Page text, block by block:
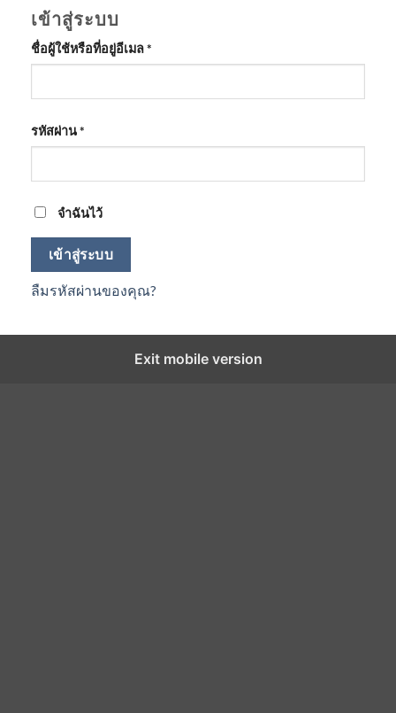
เข้าสู่ระบบ
ชื่อผู้ใช้หรือที่อยู่อีเมล*
รหัสผ่าน*
จำฉันไว้
เข้าสู่ระบบ
ลืมรหัสผ่านของคุณ?
Exit mobile version